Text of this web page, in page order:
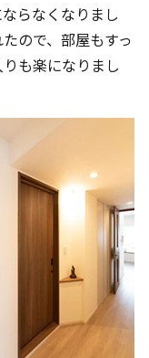
らなくなりまし
ので、部屋もすっ
も楽になりまし